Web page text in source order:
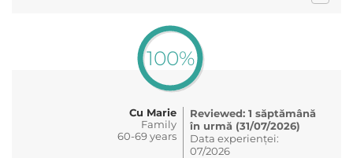
100%
Cu Marie
Family
60-69 years
Reviewed: 1 săptămână
în urmă (31/07/2026)
Data experienței:
07/2026